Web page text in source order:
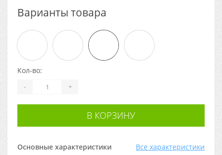
Основные характеристики Все характеристики
Варианты товара
Кол-во:
- +
В КОРЗИНУ